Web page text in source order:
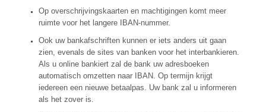
Op overschrijvingskaarten en machtigingen komt meer
ruimte voor het langere IBAN-nummer.
Ook uw bankafschriften kunnen er iets anders uit gaan
zien, evenals de sites van banken voor het interbankieren.
Als u online bankiert zal de bank uw adresboeken
automatisch omzetten naar IBAN. Op termijn krijgt
iedereen een nieuwe betaalpas. Uw bank zal u informeren
als het zover is.